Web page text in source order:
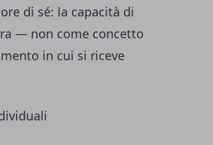
di sé: la capacità di
— non come concetto
in cui si riceve